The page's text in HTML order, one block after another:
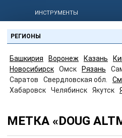
ИНСТРУМЕНТЫ
РЕГИОНЫ
Башкирия Воронеж Казань
Новосибирск
Омск Рязань
Саратов
Свердловская обл.
Хабаровск
Челябинск Якутск
МЕТКА «DOUG